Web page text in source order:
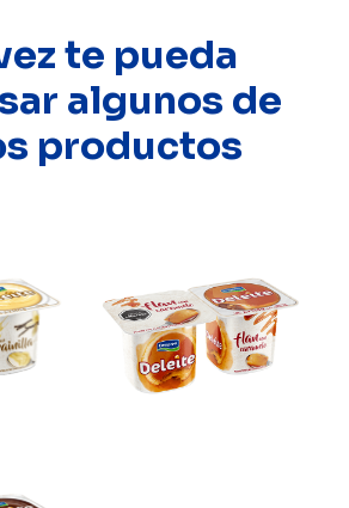
te pueda
algunos de
productos